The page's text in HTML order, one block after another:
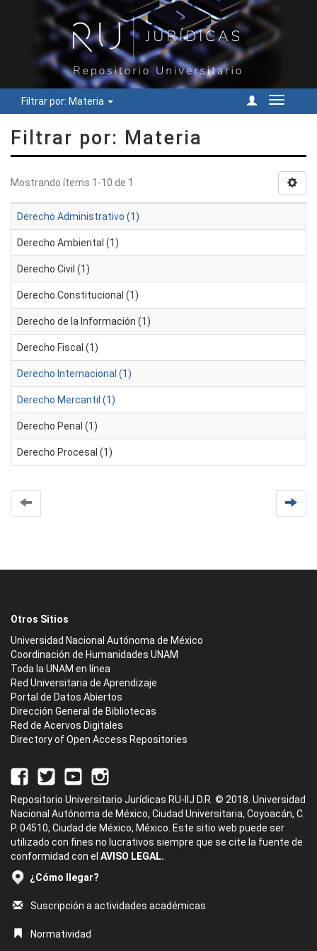
Filtrar por: Materia
Cambiar
Filtrar por: Materia
Mostrando ítems 1-10 de 1
Derecho Administrativo (1)
Derecho Ambiental (1)
Derecho Civil (1)
Derecho Constitucional (1)
Derecho de la Información (1)
Derecho Fiscal (1)
Derecho Internacional (1)
Derecho Mercantil (1)
Derecho Penal (1)
Derecho Procesal (1)
Otros Sitios
Universidad Nacional Autónoma de México
Coordinación de Humanidades UNAM
Toda la UNAM en línea
Red Universitaria de Aprendizaje
Portal de Datos Abiertos
Dirección General de Bibliotecas
Red de Acervos Digitales
Directory of Open Access Repositories
Repositorio Universitario Jurídicas RU-IIJ D.R. © 2018. Universidad
Nacional Autónoma de México, Ciudad Universitaria, Coyoacán, C.
P. 04510, Ciudad de México, México. Este sitio web puede ser
utilizado con fines no lucrativos siempre que se cite la fuente de
conformidad con el AVISO LEGAL.
¿Cómo llegar?
Suscripción a actividades académicas
Normatividad